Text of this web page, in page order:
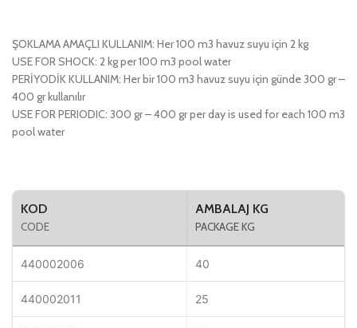
ŞOKLAMA AMAÇLI KULLANIM: Her 100 m3 havuz suyu için 2 kg
USE FOR SHOCK: 2 kg per 100 m3 pool water
PERİYODİK KULLANIM: Her bir 100 m3 havuz suyu için günde 300 gr –
400 gr kullanılır
USE FOR PERIODIC: 300 gr – 400 gr per day is used for each 100 m3
pool water
KOD
CODE
AMBALAJ KG
PACKAGE KG
440002006 40
440002011 25